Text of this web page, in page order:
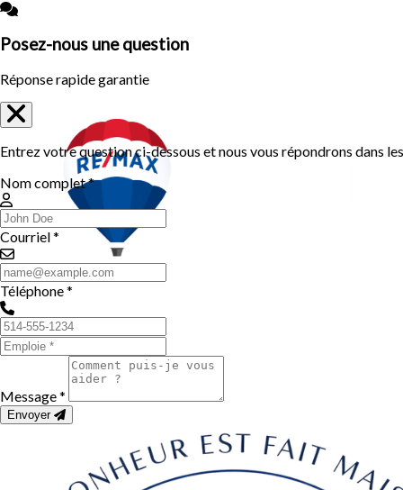
Posez-nous une question
Réponse rapide garantie
Entrez votre question ci-dessous et nous vous répondrons dans
Nom complet *
Courriel *
Téléphone *
Message *
Envoyer